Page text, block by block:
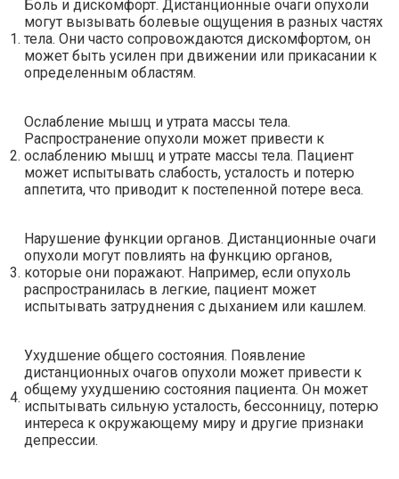
1.
Боль и дискомфорт. Дистанционные очаги опухоли
могут вызывать болевые ощущения в разных частях
тела. Они часто сопровождаются дискомфортом, он
может быть усилен при движении или прикасании к
определенным областям.
2.
Ослабление мышц и утрата массы тела.
Распространение опухоли может привести к
ослаблению мышц и утрате массы тела. Пациент
может испытывать слабость, усталость и потерю
аппетита, что приводит к постепенной потере веса.
3.
Нарушение функции органов. Дистанционные очаги
опухоли могут повлиять на функцию органов,
которые они поражают. Например, если опухоль
распространилась в легкие, пациент может
испытывать затруднения с дыханием или кашлем.
4.
Ухудшение общего состояния. Появление
дистанционных очагов опухоли может привести к
общему ухудшению состояния пациента. Он может
испытывать сильную усталость, бессонницу, потерю
интереса к окружающему миру и другие признаки
депрессии.